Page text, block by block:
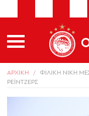
ΑΡΧΙΚΗ
ΦΙΛΙΚΗ ΝΙΚΗ
ΡΕΪΝΤΖΕΡΣ